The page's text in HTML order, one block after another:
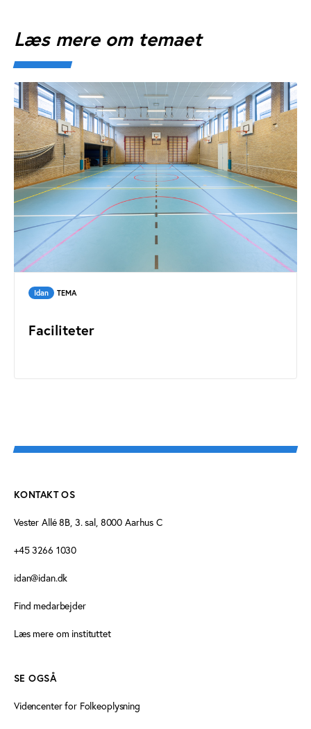
Læs mere om temaet
Idan TEMA
Faciliteter
KONTAKT OS
Vester Allé 8B, 3. sal, 8000 Aarhus C
+45 3266 1030
idan@idan.dk
Find medarbejder
Læs mere om instituttet
SE OGSÅ
Videncenter for Folkeoplysning